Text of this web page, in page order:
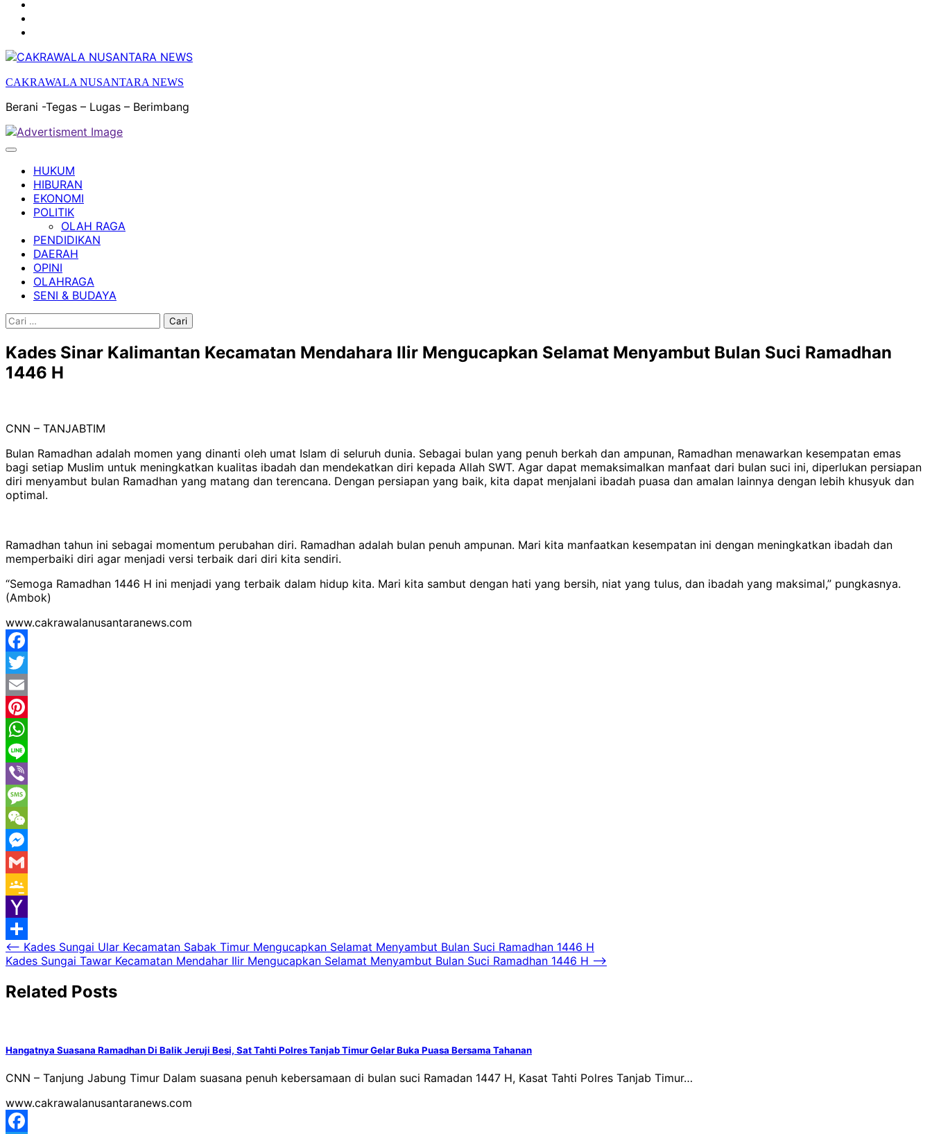
BUDAYA
CAKRAWALA NUSANTARA NEWS
Berani -Tegas – Lugas – Berimbang
HUKUM
HIBURAN
EKONOMI
POLITIK
OLAH RAGA
PENDIDIKAN
DAERAH
OPINI
OLAHRAGA
SENI & BUDAYA
Cari
Kades Sinar Kalimantan Kecamatan Mendahara Ilir Mengucapkan Selamat Menyambut Bulan Suci Ramadhan
1446 H
CNN – TANJABTIM
Bulan Ramadhan adalah momen yang dinanti oleh umat Islam di seluruh dunia. Sebagai bulan yang penuh berkah dan ampunan, Ramadhan menawarkan kesempatan emas
bagi setiap Muslim untuk meningkatkan kualitas ibadah dan mendekatkan diri kepada Allah SWT. Agar dapat memaksimalkan manfaat dari bulan suci ini, diperlukan persiapan
diri menyambut bulan Ramadhan yang matang dan terencana. Dengan persiapan yang baik, kita dapat menjalani ibadah puasa dan amalan lainnya dengan lebih khusyuk dan
optimal.
Ramadhan tahun ini sebagai momentum perubahan diri. Ramadhan adalah bulan penuh ampunan. Mari kita manfaatkan kesempatan ini dengan meningkatkan ibadah dan
memperbaiki diri agar menjadi versi terbaik dari diri kita sendiri.
“Semoga Ramadhan 1446 H ini menjadi yang terbaik dalam hidup kita. Mari kita sambut dengan hati yang bersih, niat yang tulus, dan ibadah yang maksimal,” pungkasnya.
(Ambok)
www.cakrawalanusantaranews.com
Facebook
Twitter
Email
Pinterest
WhatsApp
Line
Viber
Message
WeChat
Messenger
Gmail
Google
Classroom
Yahoo
Mail
Share
Navigasi
pos
⟵ Kades Sungai Ular Kecamatan Sabak Timur Mengucapkan Selamat Menyambut Bulan Suci Ramadhan 1446 H
Kades Sungai Tawar Kecamatan Mendahar Ilir Mengucapkan Selamat Menyambut Bulan Suci Ramadhan 1446 H ⟶
Related Posts
Hangatnya Suasana Ramadhan Di Balik Jeruji Besi, Sat Tahti Polres Tanjab Timur Gelar Buka Puasa Bersama Tahanan
CNN – Tanjung Jabung Timur Dalam suasana penuh kebersamaan di bulan suci Ramadan 1447 H, Kasat Tahti Polres Tanjab Timur…
www.cakrawalanusantaranews.com